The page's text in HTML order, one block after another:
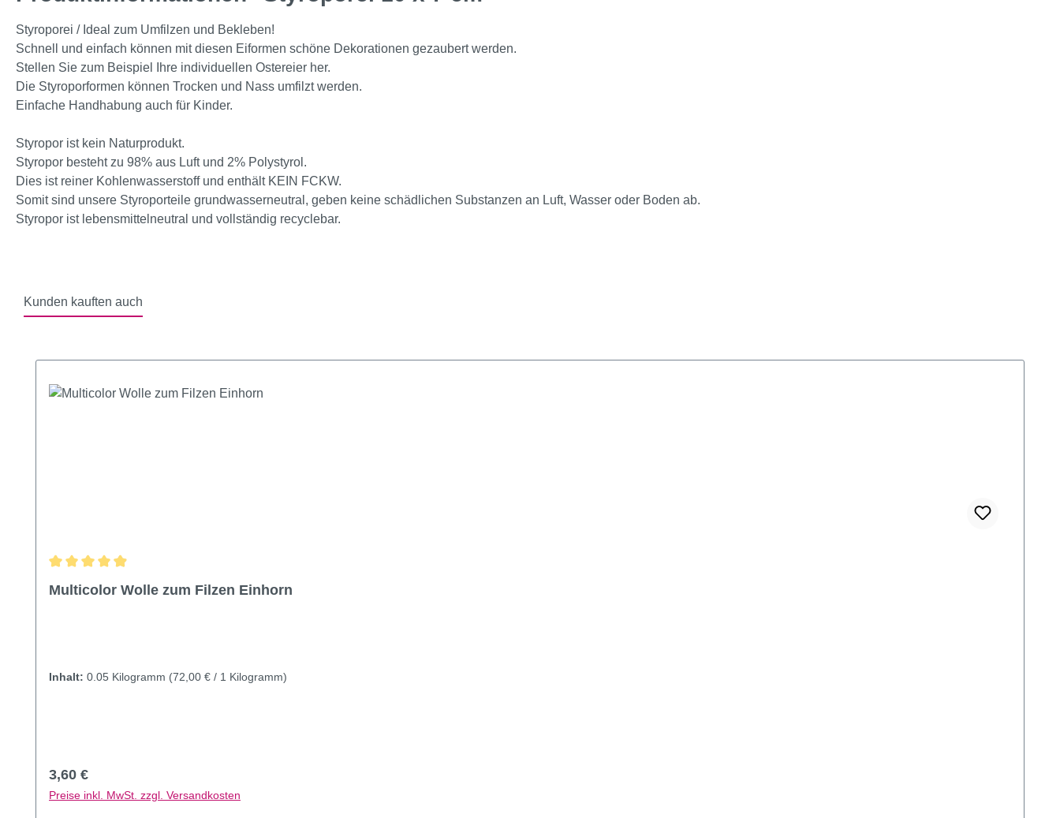
Styroporei / Ideal zum Umfilzen und Bekleben!
Schnell und einfach können mit diesen Eiformen schöne Dekorationen gezaubert werden.
Stellen Sie zum Beispiel Ihre individuellen Ostereier her.
Die Styroporformen können Trocken und Nass umfilzt werden.
Einfache Handhabung auch für Kinder.
Styropor ist kein Naturprodukt.
Styropor besteht zu 98% aus Luft und 2% Polystyrol.
Dies ist reiner Kohlenwasserstoff und enthält KEIN FCKW.
Somit sind unsere Styroporteile grundwasserneutral, geben keine schädlichen Substanzen an Luft, Wasser oder Boden ab.
Styropor ist lebensmittelneutral und vollständig recyclebar.
Kunden kauften auch
Durchschnittliche Bewertung von 4.92 von 5 Sternen
Multicolor Wolle zum Filzen Einhorn
Inhalt: 0.05 Kilogramm (72,00 € / 1 Kilogramm)
Regulärer Preis:
3,60 €
Preise inkl. MwSt. zzgl. Versandkosten